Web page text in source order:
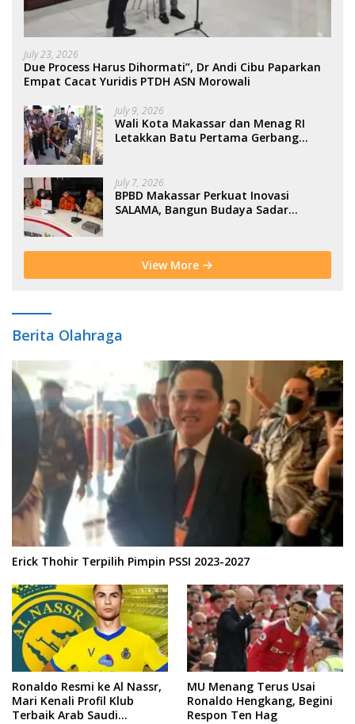
July 23, 2026
Due Process Harus Dihormati”, Dr Andi Cibu Paparkan
Empat Cacat Yuridis PTDH ASN Morowali
July 9, 2026
Wali Kota Makassar dan Menag RI
Letakkan Batu Pertama Gerbang
July 7, 2026
BPBD Makassar Perkuat Inovasi
SALAMA, Bangun Budaya Sadar
View More
Berita Olahraga
Erick Thohir Terpilih Pimpin PSSI 2023-2027
Ronaldo Resmi ke Al Nassr,
Mari Kenali Profil Klub
Terbaik Arab Saudi
MU Menang Terus Usai
Ronaldo Hengkang, Begini
Respon Ten Hag